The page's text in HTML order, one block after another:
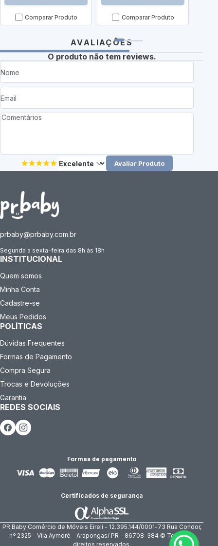
Comparar Produto Comparar Produto
AVALIAÇÕES
O produto não tem reviews.
Avaliar Produto
prbaby@prbaby.com.br
Segunda a sexta-feira das 8h às 18h
INSTITUCIONAL
Quem somos
Minha Conta
Cadastre-se
Meus Pedidos
POLÍTICAS
Dúvidas Frequentes
Formas de Pagamento
Compra Segura
Trocas e Devoluções
Garantia
REDES SOCIAIS
Formas de pagamento
Certificados de segurança
PR Baby Comércio de Móveis Eireli - 12.395.144/0001-73 Rua Condor,
nº 2325 - Vila Aymoré - Arapongas/ PR - 86708-384 © Todos os
direitos reservados.